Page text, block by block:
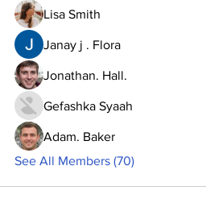
Lisa Smith
Janay j . Flora
Jonathan. Hall.
Gefashka Syaah
Adam. Baker
See All Members (70)